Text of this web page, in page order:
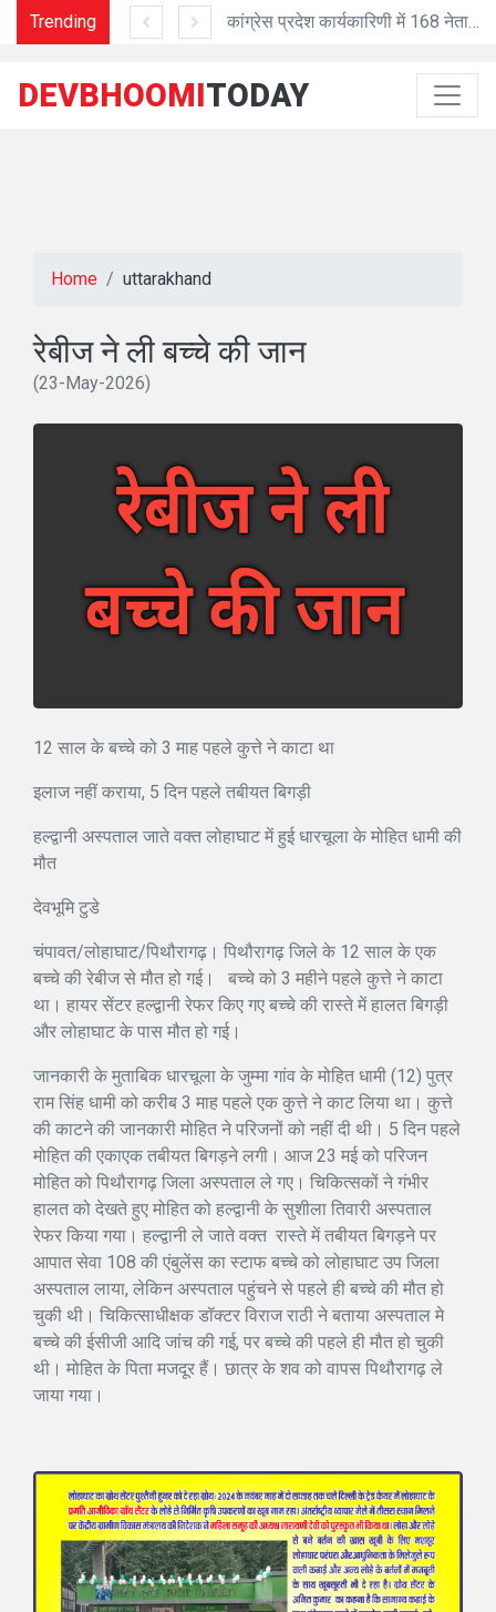
Trending कांग्रेस प्रदेश कार्यकारिणी में 168 नेताओं को जिम्मेदारी
DEVBHOOMITODAY
Home uttarakhand
रेबीज ने ली बच्चे की जान
(23-May-2026)
12 साल के बच्चे को 3 माह पहले कुत्ते ने काटा था
इलाज नहीं कराया, 5 दिन पहले तबीयत बिगड़ी
हल्द्वानी अस्पताल जाते वक्त लोहाघाट में हुई धारचूला के मोहित धामी की
मौत
देवभूमि टुडे
चंपावत/लोहाघाट/पिथौरागढ़। पिथौरागढ़ जिले के 12 साल के एक
बच्चे की रेबीज से मौत हो गई। बच्चे को 3 महीने पहले कुत्ते ने काटा
था। हायर सेंटर हल्द्वानी रेफर किए गए बच्चे की रास्ते में हालत बिगड़ी
और लोहाघाट के पास मौत हो गई।
जानकारी के मुताबिक धारचूला के जुम्मा गांव के मोहित धामी (12) पुत्र
राम सिंह धामी को करीब 3 माह पहले एक कुत्ते ने काट लिया था। कुत्ते
की काटने की जानकारी मोहित ने परिजनों को नहीं दी थी। 5 दिन पहले
मोहित की एकाएक तबीयत बिगड़ने लगी। आज 23 मई को परिजन
मोहित को पिथौरागढ़ जिला अस्पताल ले गए। चिकित्सकों ने गंभीर
हालत को देखते हुए मोहित को हल्द्वानी के सुशीला तिवारी अस्पताल
रेफर किया गया। हल्द्वानी ले जाते वक्त रास्ते में तबीयत बिगड़ने पर
आपात सेवा 108 की एंबुलेंस का स्टाफ बच्चे को लोहाघाट उप जिला
अस्पताल लाया, लेकिन अस्पताल पहुंचने से पहले ही बच्चे की मौत हो
चुकी थी। चिकित्साधीक्षक डॉक्टर विराज राठी ने बताया अस्पताल मे
बच्चे की ईसीजी आदि जांच की गई, पर बच्चे की पहले ही मौत हो चुकी
थी। मोहित के पिता मजदूर हैं। छात्र के शव को वापस पिथौरागढ़ ले
जाया गया।